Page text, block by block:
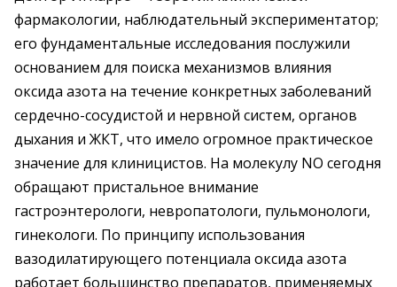
фармакологии, наблюдательный экспериментатор;
его фундаментальные исследования послужили
основанием для поиска механизмов влияния
оксида азота на течение конкретных заболеваний
сердечно-сосудистой и нервной систем, органов
дыхания и ЖКТ, что имело огромное практическое
значение для клиницистов. На молекулу NO сегодня
обращают пристальное внимание
гастроэнтерологи, невропатологи, пульмонологи,
гинекологи. По принципу использования
вазодилатирующего потенциала оксида азота
работает большинство препаратов, применяемых